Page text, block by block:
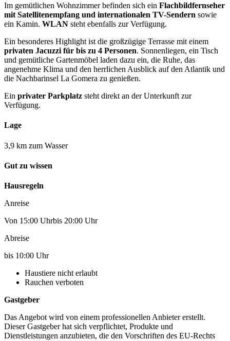
Im gemütlichen Wohnzimmer befinden sich ein Flachbildfernseher
mit Satellitenempfang und internationalen TV-Sendern sowie
ein Kamin. WLAN steht ebenfalls zur Verfügung.
Ein besonderes Highlight ist die großzügige Terrasse mit einem
privaten Jacuzzi für bis zu 4 Personen. Sonnenliegen, ein Tisch
und gemütliche Gartenmöbel laden dazu ein, die Ruhe, das
angenehme Klima und den herrlichen Ausblick auf den Atlantik und
die Nachbarinsel La Gomera zu genießen.
Ein privater Parkplatz steht direkt an der Unterkunft zur
Verfügung.
Lage
3,9 km zum Wasser
Gut zu wissen
Hausregeln
Anreise
Von 15:00 Uhrbis 20:00 Uhr
Abreise
bis 10:00 Uhr
Haustiere nicht erlaubt
Rauchen verboten
Gastgeber
Das Angebot wird von einem professionellen Anbieter erstellt.
Dieser Gastgeber hat sich verpflichtet, Produkte und
Dienstleistungen anzubieten, die den Vorschriften des EU-Rechts